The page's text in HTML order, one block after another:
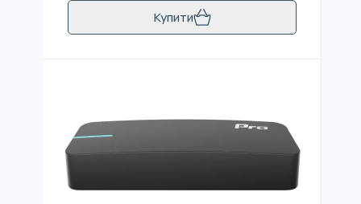
Купити